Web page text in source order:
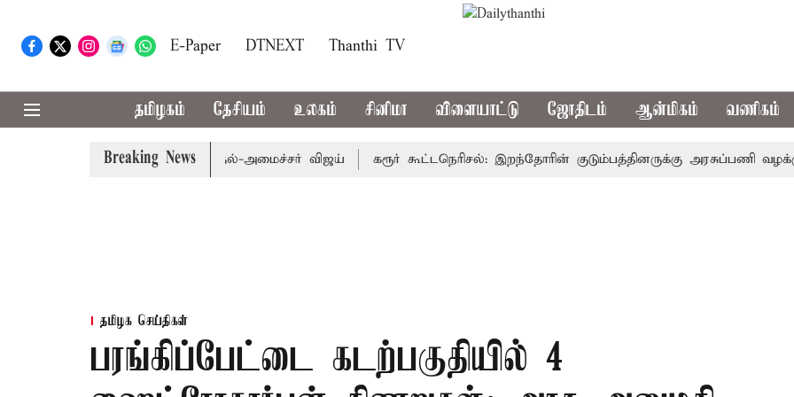
E-Paper DTNEXT Thanthi TV
தமிழகம் தேசியம் உலகம் சினிமா விளையாட்டு ஜோதிடம் ஆன்மிகம் வணிகம்
Breaking News
மறுவரையறை பாதிக்கும்: முதல்-அமைச்சர் விஜய் கரூர் கூட்டநெரிசல்: இறந்தோரின் குடும்பத்தினருக்கு அரசுப்பணி வழக்கு;
தமிழக செய்திகள்
பரங்கிப்பேட்டை கடற்பகுதியில் 4